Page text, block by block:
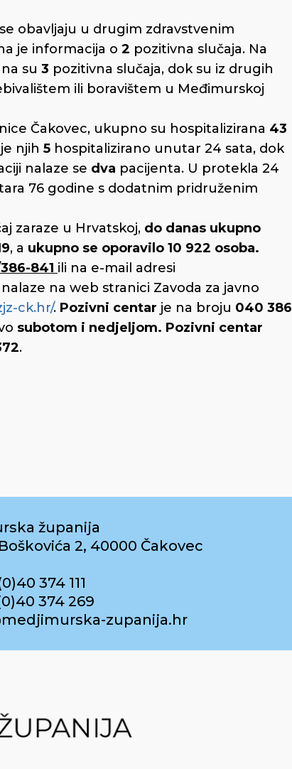
obavljaju u drugim zdravstvenim
je informacija o 2 pozitivna slučaja. Na
su 3 pozitivna slučaja, dok su iz drugih
ili boravištem u Međimurskoj
Čakovec, ukupno su hospitalizirana 43
njih 5 hospitalizirano unutar 24 sata, dok
nalaze se dva pacijenta. U protekla 24
76 godine s dodatnim pridruženim
zaraze u Hrvatskoj, do danas ukupno
, a ukupno se oporavilo 10 922 osoba.
841 ili na e-mail adresi
na web stranici Zavoda za javno
ck.hr/. Pozivni centar je na broju 040 386
subotom i nedjeljom. Pozivni centar
.
županija
2, 40000 Čakovec
374 111
374 269
zupanija.hr